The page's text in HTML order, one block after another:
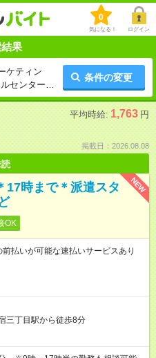
0
気になる！ ログイン
果
ケティン
センターの
条件の変更
平均時給: 1,763 円
掲載日：2026.08.08
NEW
17時まで＊派遣スタ
OK
払いが可能な速払いサービスあり
三丁目駅から徒歩8分